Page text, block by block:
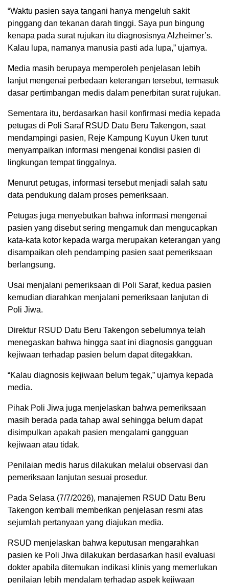
“Waktu pasien saya tangani hanya mengeluh sakit
pinggang dan tekanan darah tinggi. Saya pun bingung
kenapa pada surat rujukan itu diagnosisnya Alzheimer’s.
Kalau lupa, namanya manusia pasti ada lupa,” ujarnya.
Media masih berupaya memperoleh penjelasan lebih
lanjut mengenai perbedaan keterangan tersebut, termasuk
dasar pertimbangan medis dalam penerbitan surat rujukan.
Sementara itu, berdasarkan hasil konfirmasi media kepada
petugas di Poli Saraf RSUD Datu Beru Takengon, saat
mendampingi pasien, Reje Kampung Kuyun Uken turut
menyampaikan informasi mengenai kondisi pasien di
lingkungan tempat tinggalnya.
Menurut petugas, informasi tersebut menjadi salah satu
data pendukung dalam proses pemeriksaan.
Petugas juga menyebutkan bahwa informasi mengenai
pasien yang disebut sering mengamuk dan mengucapkan
kata-kata kotor kepada warga merupakan keterangan yang
disampaikan oleh pendamping pasien saat pemeriksaan
berlangsung.
Usai menjalani pemeriksaan di Poli Saraf, kedua pasien
kemudian diarahkan menjalani pemeriksaan lanjutan di
Poli Jiwa.
Direktur RSUD Datu Beru Takengon sebelumnya telah
menegaskan bahwa hingga saat ini diagnosis gangguan
kejiwaan terhadap pasien belum dapat ditegakkan.
“Kalau diagnosis kejiwaan belum tegak,” ujarnya kepada
media.
Pihak Poli Jiwa juga menjelaskan bahwa pemeriksaan
masih berada pada tahap awal sehingga belum dapat
disimpulkan apakah pasien mengalami gangguan
kejiwaan atau tidak.
Penilaian medis harus dilakukan melalui observasi dan
pemeriksaan lanjutan sesuai prosedur.
Pada Selasa (7/7/2026), manajemen RSUD Datu Beru
Takengon kembali memberikan penjelasan resmi atas
sejumlah pertanyaan yang diajukan media.
RSUD menjelaskan bahwa keputusan mengarahkan
pasien ke Poli Jiwa dilakukan berdasarkan hasil evaluasi
dokter apabila ditemukan indikasi klinis yang memerlukan
penilaian lebih mendalam terhadap aspek kejiwaan